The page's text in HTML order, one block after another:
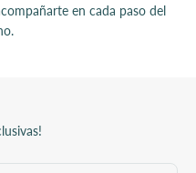
en cada paso del